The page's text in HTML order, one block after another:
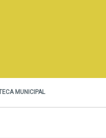
MUNICIPAL